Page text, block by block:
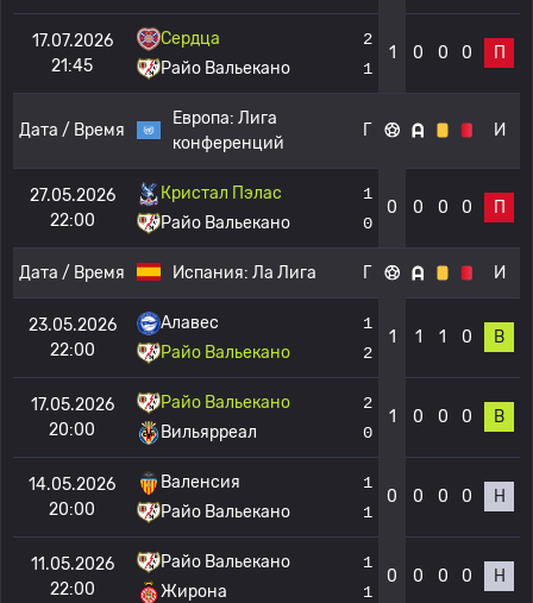
17.07.2026
21:45
Сердца
Райо Вальекано
2
1
1 0 0 0 П
Дата / Время
Европа: Лига
конференций
Г И
27.05.2026
22:00
Кристал Пэлас
Райо Вальекано
1
0
0 0 0 0 П
Дата / Время Испания: Ла Лига Г И
23.05.2026
22:00
Алавес
Райо Вальекано
1
2
1 1 1 0 В
17.05.2026
20:00
Райо Вальекано
Вильярреал
2
0
1 0 0 0 В
14.05.2026
20:00
Валенсия
Райо Вальекано
1
1
0 0 0 0 Н
11.05.2026
22:00
Райо Вальекано
Жирона
1
1
0 0 0 0 Н